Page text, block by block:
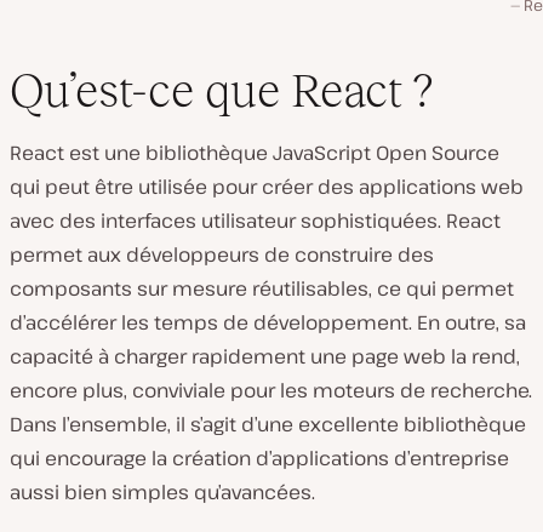
Qu’est-ce que React ?
React est une bibliothèque JavaScript Open Source
qui peut être utilisée pour créer des applications web
avec des interfaces utilisateur sophistiquées. React
permet aux développeurs de construire des
composants sur mesure réutilisables, ce qui permet
d’accélérer les temps de développement. En outre, sa
capacité à charger rapidement une page web la rend,
encore plus, conviviale pour les moteurs de recherche.
Dans l’ensemble, il s’agit d’une excellente bibliothèque
qui encourage la création d’applications d’entreprise
aussi bien simples qu’avancées.